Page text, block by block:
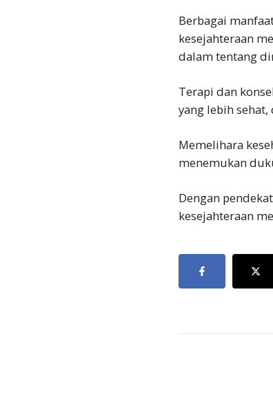
Berbagai
kesejahteraan
dalam tentang
Terapi dan
yang lebih
Memelihara
menemukan
Dengan
kesejahteraan